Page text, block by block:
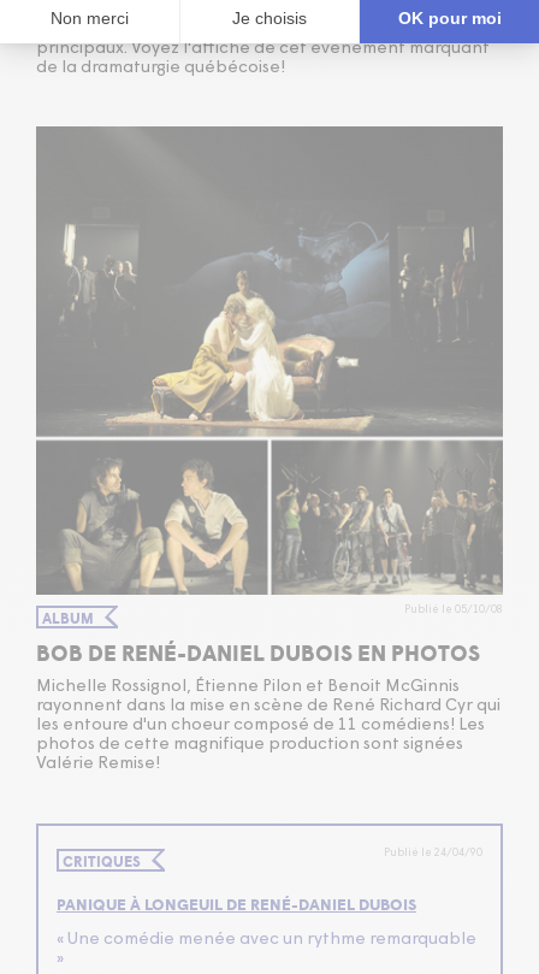
ancienne directrice artistique du CTD'A, et révèlent
Benoit McGinnis et Etienne Pilon dans les deux rôles
principaux. Voyez l'affiche de cet événement marquant
de la dramaturgie québécoise!
ALBUM Publié le 05/10/08
BOB DE RENÉ-DANIEL DUBOIS EN PHOTOS
Michelle Rossignol, Étienne Pilon et Benoit McGinnis
rayonnent dans la mise en scène de René Richard Cyr qui
les entoure d'un choeur composé de 11 comédiens! Les
photos de cette magnifique production sont signées
Valérie Remise!
CRITIQUES Publié le 24/04/90
PANIQUE À LONGEUIL DE RENÉ-DANIEL DUBOIS
« Une comédie menée avec un rythme remarquable
»